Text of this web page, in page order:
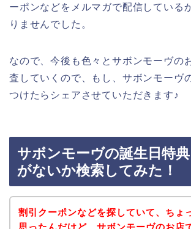
ーポンなどをメルマガで配信している
りませんでした。
なので、今後も色々とサボンモーヴの
査していくので、もし、サボンモーヴ
つけたらシェアさせていただきます♪
サボンモーヴの誕生日特
がないか検索してみた！
割引クーポンなどを探していて、ちょ
思ったんだけど、サボンモーヴのお店